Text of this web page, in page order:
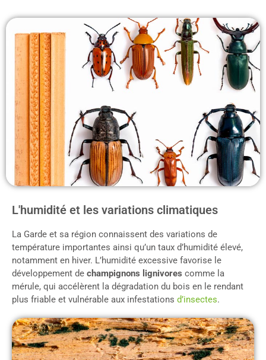
L'humidité et les variations climatiques
La Garde et sa région connaissent des variations de
température importantes ainsi qu’un taux d’humidité élevé,
notamment en hiver. L’humidité excessive favorise le
développement de champignons lignivores comme la
mérule, qui accélèrent la dégradation du bois en le rendant
plus friable et vulnérable aux infestations d’insectes.